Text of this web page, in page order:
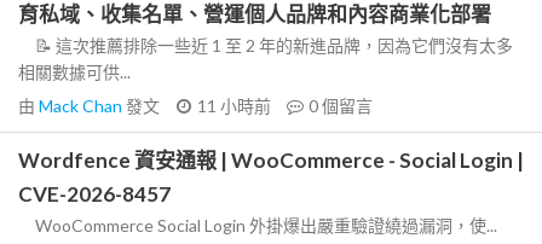
育私域、收集名單、營運個人品牌和內容商業化部署
📝 這次推薦排除一些近 1 至 2 年的新進品牌，因為它們沒有太多
相關數據可供...
由 Mack Chan 發文 11 小時前 0個留言
Wordfence 資安通報 | WooCommerce - Social Login |
CVE-2026-8457
WooCommerce Social Login 外掛爆出嚴重驗證繞過漏洞，使...